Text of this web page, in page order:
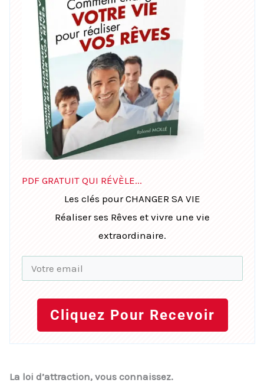
PDF GRATUIT QUI RÉVÈLE...
Les clés pour CHANGER SA VIE
Réaliser ses Rêves et vivre une vie
extraordinaire.
Cliquez Pour Recevoir
La loi d’attraction, vous connaissez.